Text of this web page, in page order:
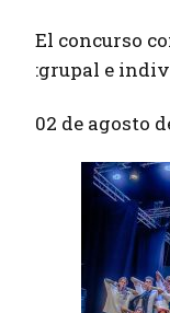
El concurso
:grupal e
02 de agosto